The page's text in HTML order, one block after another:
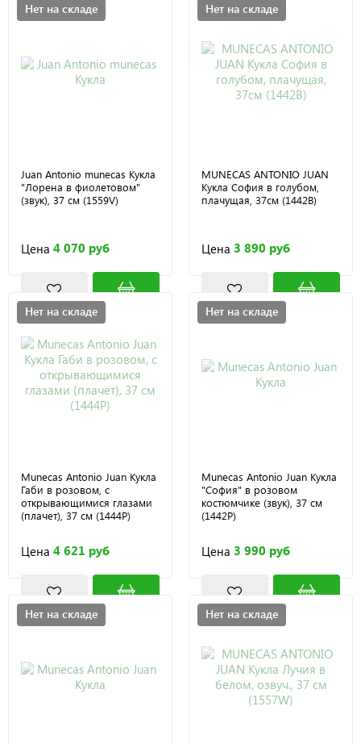
Нет на складе
Juan Antonio munecas Кукла
"Лорена в фиолетовом"
(звук), 37 см (1559V)
Цена 4 070 руб
Нет на складе
MUNECAS ANTONIO JUAN
Кукла София в голубом,
плачущая, 37см (1442B)
Цена 3 890 руб
Нет на складе
Munecas Antonio Juan Кукла
Габи в розовом, с
открывающимися глазами
(плачет), 37 см (1444P)
Цена 4 621 руб
Нет на складе
Munecas Antonio Juan Кукла
"София" в розовом
костюмчике (звук), 37 см
(1442P)
Цена 3 990 руб
Нет на складе Нет на складе